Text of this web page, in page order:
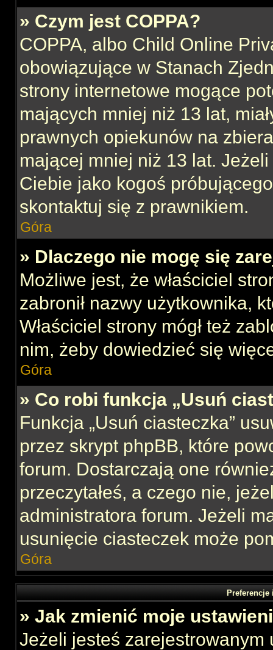
» Czym jest COPPA?
COPPA, albo Child Online
obowiązujące w Stanach
strony internetowe mogące
mających mniej niż 13 lat,
prawnych opiekunów na
mającej mniej niż 13 lat.
Ciebie jako kogoś
skontaktuj się z prawnikiem.
Góra
» Dlaczego nie mogę się
Możliwe jest, że właściciel
zabronił nazwy użytkownika,
Właściciel strony mógł też
nim, żeby dowiedzieć się
Góra
» Co robi funkcja „Usuń
Funkcja „Usuń ciasteczka”
przez skrypt phpBB, które
forum. Dostarczają one
przeczytałeś, a czego nie,
administratora forum. Jeżeli
usunięcie ciasteczek może
Góra
» Jak zmienić moje
Jeżeli jesteś zarejestrowanym